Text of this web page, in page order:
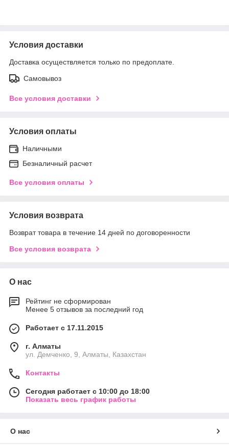
Условия доставки
Доставка осуществляется только по предоплате.
Самовывоз
Все условия доставки
Условия оплаты
Наличными
Безналичный расчет
Все условия оплаты
Условия возврата
Возврат товара в течение 14 дней по договоренности
Все условия возврата
О нас
Рейтинг не сформирован
Менее 5 отзывов за последний год
Работает с 17.11.2015
г. Алматы
ул. Демченко, 9, Алматы, Казахстан
Контакты
Сегодня работает с 10:00 до 18:00
Показать весь график работы
О нас